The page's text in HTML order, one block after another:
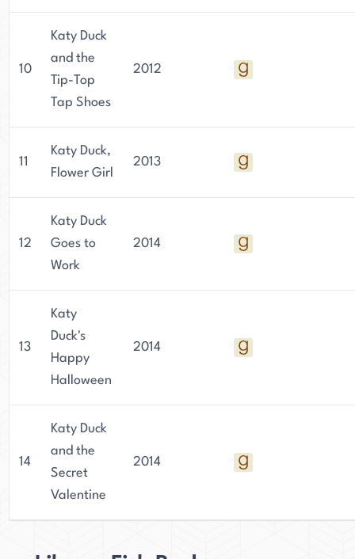
10
Katy Duck
and the
Tip-Top
Tap Shoes
2012
11
Katy Duck,
Flower Girl
2013
12
Katy Duck
Goes to
Work
2014
13
Katy
Duck's
Happy
Halloween
2014
14
Katy Duck
and the
Secret
Valentine
2014